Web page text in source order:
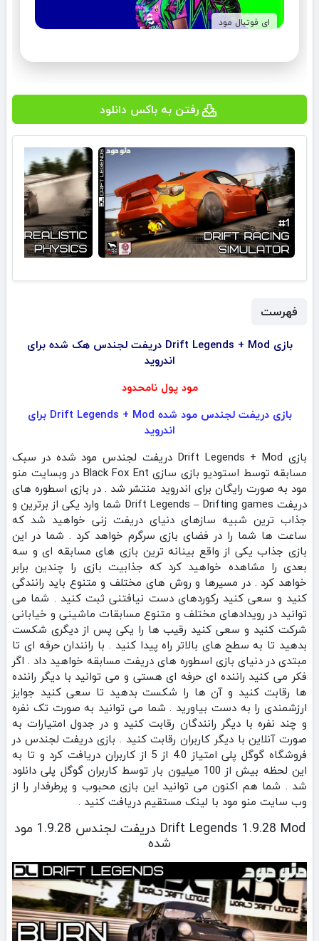
ای فوتبال مود
رفتن به باکس دانلود
فهرست
بازی Drift Legends + Mod دریفت لجندس هک شده برای
اندروید
مود پول نامحدود
بازی دریفت لجندس مود شده Drift Legends + Mod برای
اندروید
بازی Drift Legends + Mod دریفت لجندس مود شده در سبک
مسابقه توسط استودیو بازی سازی Black Fox Ent در وبسایت منو
مود به صورت رایگان برای اندروید منتشر شد . در بازی اسطوره های
دریفت Drift Legends – Drifting games شما وارد یکی از برترین و
جذاب ترین شبیه سازهای دنیای دریفت زنی خواهید شد که
ساعت ها شما را در فضای بازی سرگرم خواهد کرد . شما در این
بازی جذاب یکی از واقع بینانه ترین بازی های مسابقه ای و سه
بعدی را مشاهده خواهید کرد که جذابیت بازی را چندین برابر
خواهد کرد . در مسیرها و روش های مختلف و متنوع باید رانندگی
کنید و سعی کنید رکوردهای دست نیافتنی ثبت کنید . شما می
توانید در رویدادهای مختلف و متنوع مسابقات ماشینی و خیابانی
شرکت کنید و سعی کنید رقیب ها را یکی پس از دیگری شکست
بدهید تا به سطح های بالاتر راه پیدا کنید . با رانندان حرفه ای تا
مبتدی در دنیای بازی اسطوره های دریفت مسابقه خواهید داد . اگر
فکر می کنید راننده ای حرفه ای هستی و می توانید با دیگر راننده
ها رقابت کنید و آن ها را شکست بدهید تا سعی کنید جوایز
ارزشمندی را به دست بیاورید . شما می توانید به صورت تک نفره
و چند نفره با دیگر رانندگان رقابت کنید و در جدول امتیارات به
صورت آنلاین با دیگر کاربران رقابت کنید . بازی دریفت لجندس در
فروشگاه گوگل پلی امتیاز 4.0 از 5 از کاربران دریافت کرد و تا به
این لحظه بیش از 100 میلیون بار توسط کاربران گوگل پلی دانلود
شد . شما هم اکنون می توانید این بازی محبوب و پرطرفدار را از
وب سایت منو مود با لینک مستقیم دریافت کنید .
Drift Legends 1.9.28 Mod دریفت لجندس 1.9.28 مود
شده